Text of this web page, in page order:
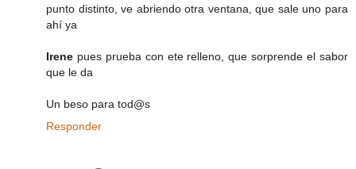
punto distinto, ve abriendo otra ventana, que sale uno para
ahí ya
Irene pues prueba con ete relleno, que sorprende el sabor
que le da
Un beso para tod@s
Responder